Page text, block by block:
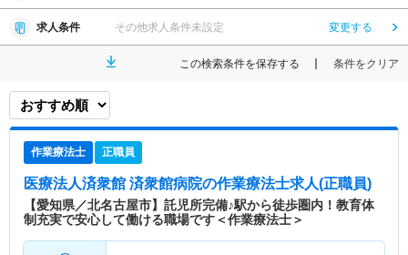
求人条件 その他求人条件未設定 変更する
この検索条件を保存する 条件をクリア
作業療法士 正職員
医療法人済衆館 済衆館病院の作業療法士求人(正職員)
【愛知県／北名古屋市】託児所完備♪駅から徒歩圏内！教育体
制充実で安心して働ける職場です＜作業療法士＞